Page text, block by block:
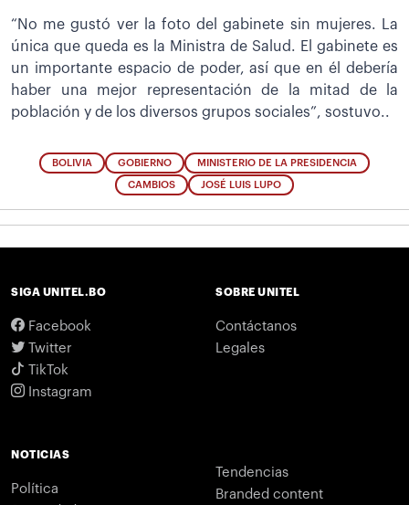
“No me gustó ver la foto del gabinete sin mujeres. La
única que queda es la Ministra de Salud. El gabinete es
un importante espacio de poder, así que en él debería
haber una mejor representación de la mitad de la
población y de los diversos grupos sociales”, sostuvo..
BOLIVIA GOBIERNO MINISTERIO DE LA PRESIDENCIA
CAMBIOS JOSÉ LUIS LUPO
SIGA UNITEL.BO
Facebook
Twitter
TikTok
Instagram
SOBRE UNITEL
Contáctanos
Legales
NOTICIAS
Política
Tendencias
Branded content